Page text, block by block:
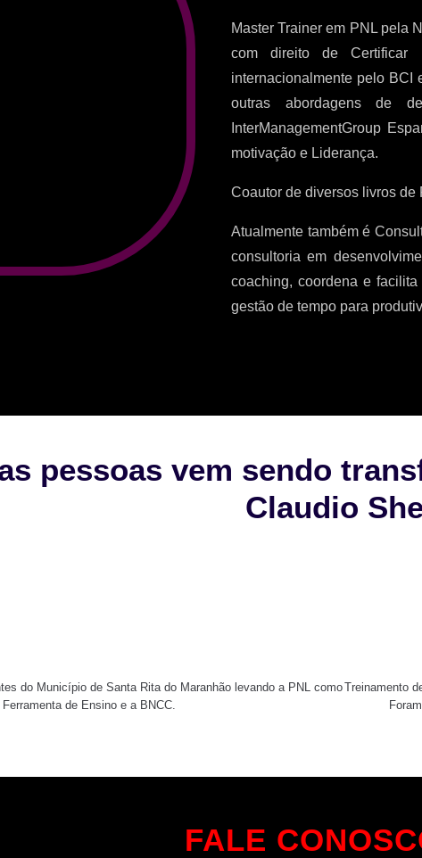
Master Trainer em PNL pela
com direito de Certificar
internacionalmente pelo BCI
outras abordagens de
InterManagementGroup
motivação e Liderança.
Coautor de diversos livros
Atualmente também é
consultoria em
coaching, coordena e
gestão de tempo para
pessoas vem sendo
Claudio
do Município de Santa Rita do Maranhão levando a PNL como
Ferramenta de Ensino e a BNCC.
Treinamento
FALE